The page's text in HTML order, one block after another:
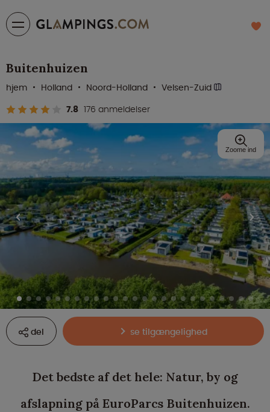
Buitenhuizen
7.8 176 anmeldelser
hjem Holland Noord-Holland Velsen-Zuid
del se tilgængelighed
Zoome ind
Det bedste af det hele: Natur, by og
afslapning på EuroParcs Buitenhuizen.